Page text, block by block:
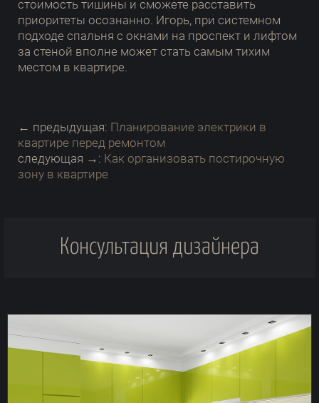
стоимость тишины и сможете расставить
приоритеты осознанно. Игорь, при системном
подходе спальня с окнами на проспект и лифтом
за стеной вполне может стать самым тихим
местом в квартире.
← предыдущая: Планирование электрики в
квартире перед ремонтом
следующая →: Как организовать постирочную
зону в квартире
Консультация дизайнера